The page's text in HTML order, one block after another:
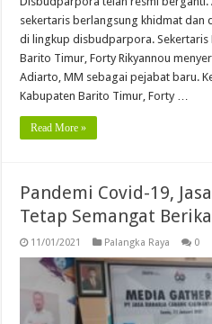
sekertaris berlangsung khidmat dan
di lingkup disbudparpora.
Barito Timur, Forty Rikyannou
Adiarto, MM sebagai pejabat baru.
Kabupaten Barito Timur, Forty …
Read More »
Pandemi Covid-19,
Tetap Semangat
11/01/2021 Palangka Raya 0